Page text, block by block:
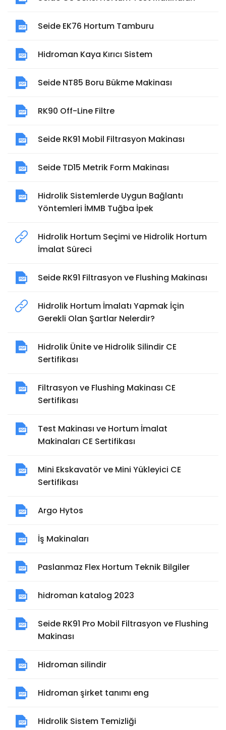
Seide EK76 Hortum Tamburu
Hidroman Kaya Kırıcı Sistem
Seide NT85 Boru Bükme Makinası
RK90 Off-Line Filtre
Seide RK91 Mobil Filtrasyon Makinası
Seide TD15 Metrik Form Makinası
Hidrolik Sistemlerde Uygun Bağlantı
Yöntemleri İMMB Tuğba İpek
Hidrolik Hortum Seçimi ve Hidrolik Hortum
İmalat Süreci
Seide RK91 Filtrasyon ve Flushing Makinası
Hidrolik Hortum İmalatı Yapmak İçin
Gerekli Olan Şartlar Nelerdir?
Hidrolik Ünite ve Hidrolik Silindir CE
Sertifikası
Filtrasyon ve Flushing Makinası CE
Sertifikası
Test Makinası ve Hortum İmalat
Makinaları CE Sertifikası
Mini Ekskavatör ve Mini Yükleyici CE
Sertifikası
Argo Hytos
İş Makinaları
Paslanmaz Flex Hortum Teknik Bilgiler
hidroman katalog 2023
Seide RK91 Pro Mobil Filtrasyon ve Flushing
Makinası
Hidroman silindir
Hidroman şirket tanımı eng
Hidrolik Sistem Temizliği